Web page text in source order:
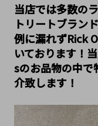
当店では多数の
トリートブラン
例に漏れずRick
いております！
sのお品物の中で
介致します！